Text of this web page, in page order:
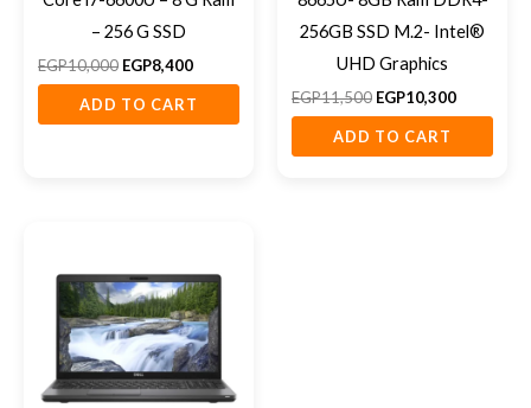
– 256 G SSD
EGP10,000 EGP8,400
ADD TO CART
256GB SSD M.2- Intel®
UHD Graphics
EGP11,500 EGP10,300
ADD TO CART